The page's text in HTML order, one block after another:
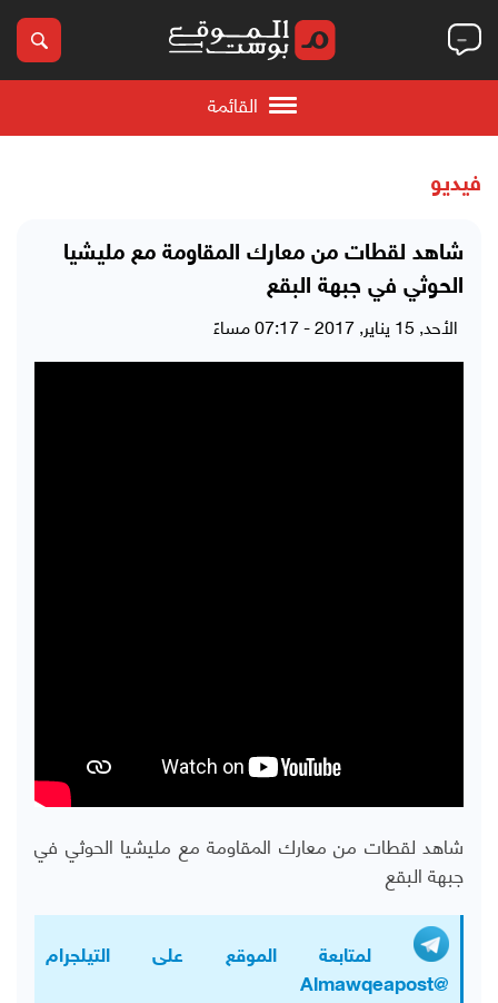
القائمة
فيديو
شاهد لقطات من معارك المقاومة مع مليشيا
الحوثي في جبهة البقع
الأحد, 15 يناير, 2017 - 07:17 مساءً
شاهد لقطات من معارك المقاومة مع مليشيا الحوثي في
جبهة البقع
لمتابعة الموقع على التيلجرام
@Almawqeapost